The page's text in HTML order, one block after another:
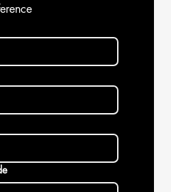
de 0 €.
un e‑mail de confirmation.